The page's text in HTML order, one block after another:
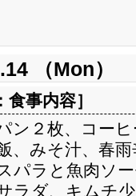
（Mon）
食事内容］
ン２枚、コー
、みそ汁、春雨
パラと魚肉ソ
ラダ、キムチ少